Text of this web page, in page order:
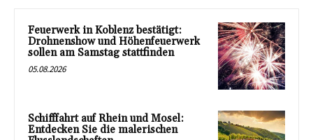
Feuerwerk in Koblenz bestätigt:
Drohnenshow und Höhenfeuerwerk
sollen am Samstag stattfinden
05.08.2026
Schifffahrt auf Rhein und Mosel:
Entdecken Sie die malerischen